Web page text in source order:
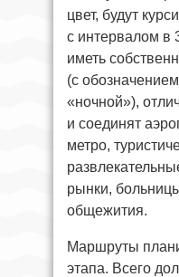
цвет, будут
с интервалом в
иметь
(с
«ночной»),
и соединят
метро,
рынки,
общежития.
Маршруты
этапа. Всего